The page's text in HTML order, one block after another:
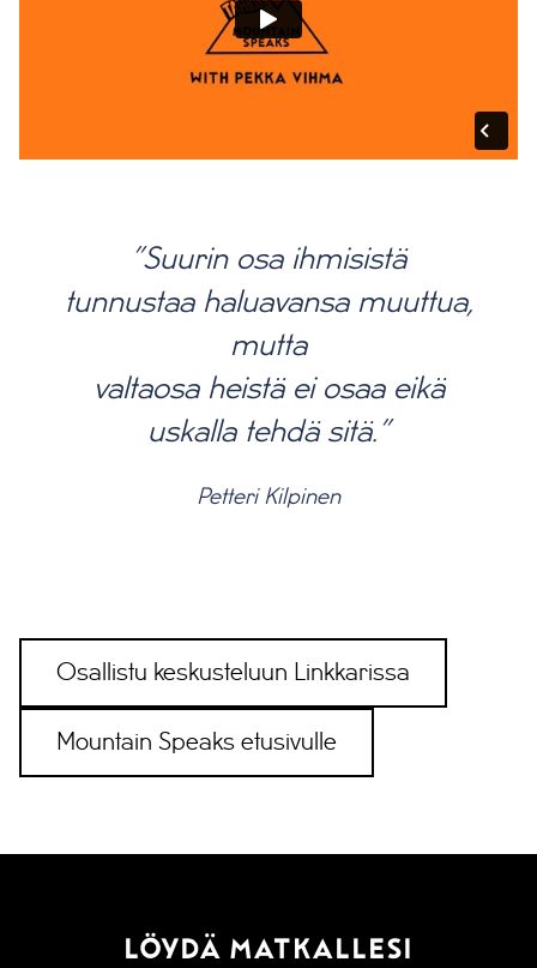
”Suurin osa ihmisistä
tunnustaa haluavansa muuttua,
mutta
valtaosa heistä ei osaa eikä
uskalla tehdä sitä.”
Petteri Kilpinen
Osallistu keskusteluun Linkkarissa
Mountain Speaks etusivulle
LÖYDÄ MATKALLESI